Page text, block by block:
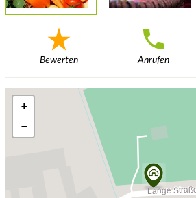
Bewerten Anrufen
+
−